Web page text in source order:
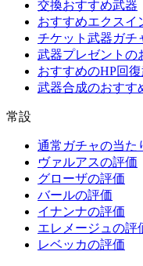
交換おすすめ武器
おすすめエクスイ
チケット武器ガチ
武器プレゼントの
おすすめのHP回
武器合成のおすす
常設
通常ガチャの当た
ヴァルアスの評価
グローザの評価
バールの評価
イナンナの評価
エレメージュの評
レベッカの評価